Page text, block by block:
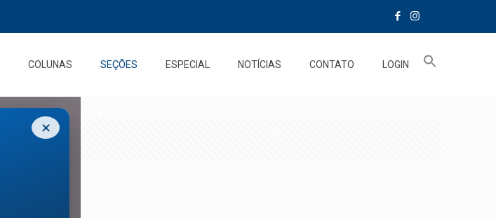
COLUNAS SEÇÕES ESPECIAL NOTÍCIAS CONTATO LOGIN
✕